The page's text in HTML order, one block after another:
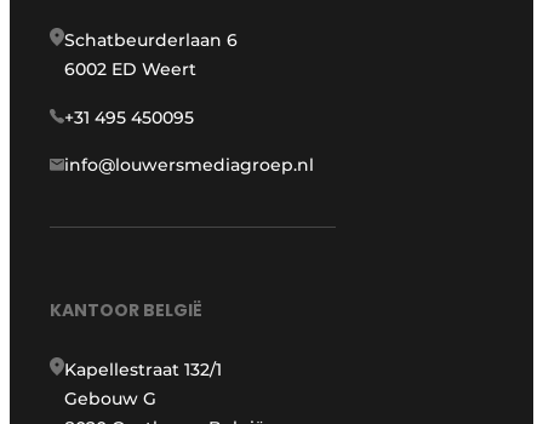
Schatbeurderlaan 6
6002 ED Weert
+31 495 450095
info@louwersmediagroep.nl
KANTOOR BELGIË
Kapellestraat 132/1
Gebouw G